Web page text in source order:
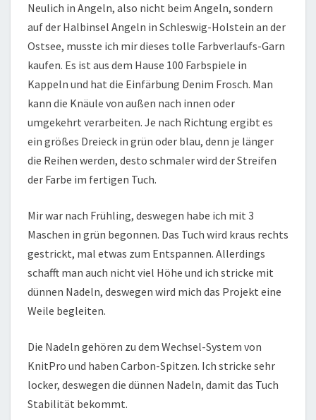
Neulich in Angeln, also nicht beim Angeln, sondern
auf der Halbinsel Angeln in Schleswig-Holstein an der
Ostsee, musste ich mir dieses tolle Farbverlaufs-Garn
kaufen. Es ist aus dem Hause 100 Farbspiele in
Kappeln und hat die Einfärbung Denim Frosch. Man
kann die Knäule von außen nach innen oder
umgekehrt verarbeiten. Je nach Richtung ergibt es
ein größes Dreieck in grün oder blau, denn je länger
die Reihen werden, desto schmaler wird der Streifen
der Farbe im fertigen Tuch.
Mir war nach Frühling, deswegen habe ich mit 3
Maschen in grün begonnen. Das Tuch wird kraus rechts
gestrickt, mal etwas zum Entspannen. Allerdings
schafft man auch nicht viel Höhe und ich stricke mit
dünnen Nadeln, deswegen wird mich das Projekt eine
Weile begleiten.
Die Nadeln gehören zu dem Wechsel-System von
KnitPro und haben Carbon-Spitzen. Ich stricke sehr
locker, deswegen die dünnen Nadeln, damit das Tuch
Stabilität bekommt.